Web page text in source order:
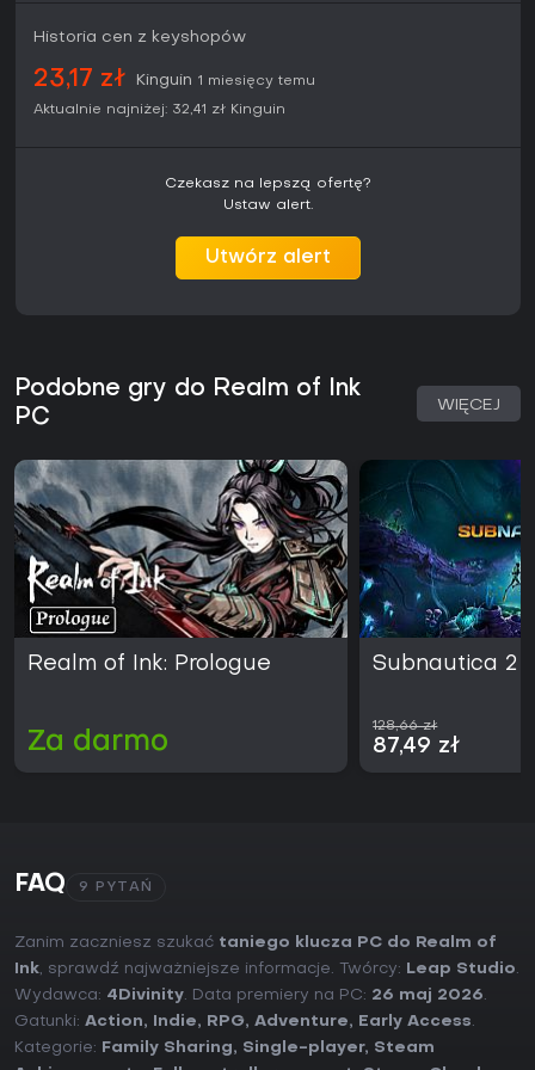
dynamiczna akcja roguelite z wyrazistą oprawą wizualną,
Realm of Ink oferuje solidną wartość potwierdzoną
mechaniką i pozytywnym odbiorem.
Historia cen z keyshopów
23,17 zł Kinguin 1 miesięcy temu
Aktualnie najniżej: 32,41 zł Kinguin
Czekasz na lepszą ofertę?
Ustaw alert.
Utwórz alert
Podobne gry do Realm of Ink
PC
WIĘCEJ
Realm of Ink: Prologue
Za darmo
Subnautica 2
128,66 zł
87,49 zł
FAQ 9 PYTAŃ
Zanim zaczniesz szukać taniego klucza PC do Realm of
Ink, sprawdź najważniejsze informacje. Twórcy: Leap Studio.
Wydawca: 4Divinity. Data premiery na PC: 26 maj 2026.
Gatunki: Action, Indie, RPG, Adventure, Early Access.
Kategorie:
Family Sharing, Single-player, Steam